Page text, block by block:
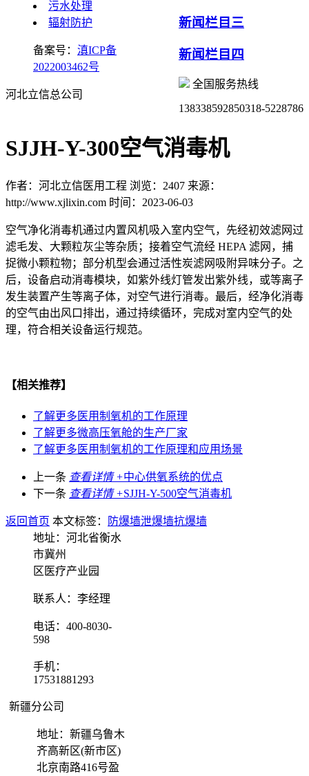
新闻栏目三
新闻栏目四
全国服务热线
138338592850318-5228786
SJJH-Y-300空气消毒机
作者：河北立信医用工程 浏览：2407 来源：
http://www.xjlixin.com 时间：2023-06-03
空气净化消毒机通过内置风机吸入室内空气，先经初效滤网过
滤毛发、大颗粒灰尘等杂质；接着空气流经 HEPA 滤网，捕
捉微小颗粒物；部分机型会通过活性炭滤网吸附异味分子。之
后，设备启动消毒模块，如紫外线灯管发出紫外线，或等离子
发生装置产生等离子体，对空气进行消毒。最后，经净化消毒
的空气由出风口排出，通过持续循环，完成对室内空气的处
理，符合相关设备运行规范。
【相关推荐】
了解更多 医用制氧机的工作原理
了解更多微高压氧舱的生产厂家
了解更多 医用制氧机的工作原理和应用场景
上一条 查看详情 +中心供氧系统的优点
下一条 查看详情 +SJJH-Y-500空气消毒机
返回首页 本文标签： 防爆墙泄爆墙抗爆墙
污水处理
辐射防护
备案号： 滇ICP备
2022003462号
河北立信总公司
地址：河北省衡水
市冀州
区医疗产业园
联系人：李经理
电话：400-8030-
598
手机：
17531881293
新疆分公司
地址：新疆乌鲁木
齐高新区(新市区)
北京南路416号盈